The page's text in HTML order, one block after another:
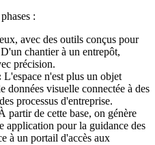
:
avec des outils conçus pour
chantier à un entrepôt,
précision.
L'espace n'est plus un objet
données visuelle connectée à des
processus d'entreprise.
partir de cette base, on génère
application pour la guidance des
à un portail d'accès aux